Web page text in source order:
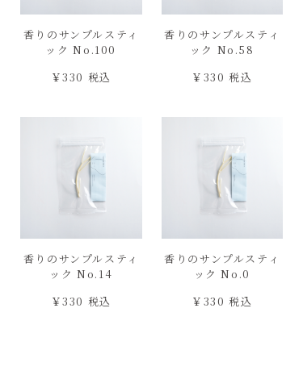
香りのサンプルスティ
ック No.100
￥330 税込
香りのサンプルスティ
ック No.58
￥330 税込
香りのサンプルスティ
ック No.14
￥330 税込
香りのサンプルスティ
ック No.0
￥330 税込